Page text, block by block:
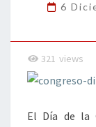
6
321 views
El Día de la